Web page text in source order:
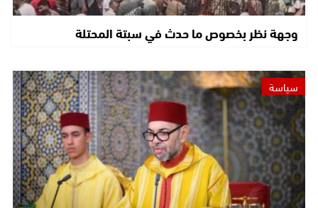
وجهة نظر بخصوص ما حدث في سبتة المحتلة
سياسة